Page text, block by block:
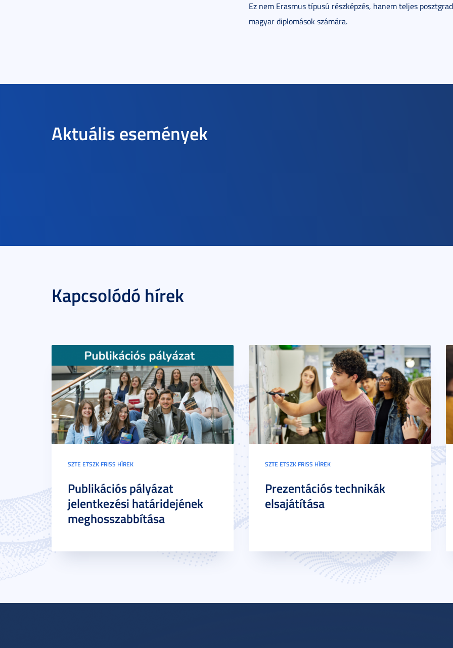
Ez nem Erasmus típusú részképzés, hanem teljes
magyar diplomások számára.
Aktuális események
Kapcsolódó hírek
SZTE ETSZK FRISS HÍREK
Publikációs pályázat
jelentkezési határidejének
meghosszabbítása
SZTE ETSZK FRISS HÍREK
Prezentációs technikák
elsajátítása